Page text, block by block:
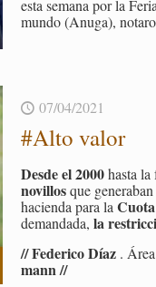
esta se­ma­na por la
mundo (Anuga),
07/04/2021
#Alto valor
Desde el 2000hasta la
no­vi­llosque
ha­cien­da para la
de­man­da­da, la
// Fe­de­ri­co Díaz. Área
mann //